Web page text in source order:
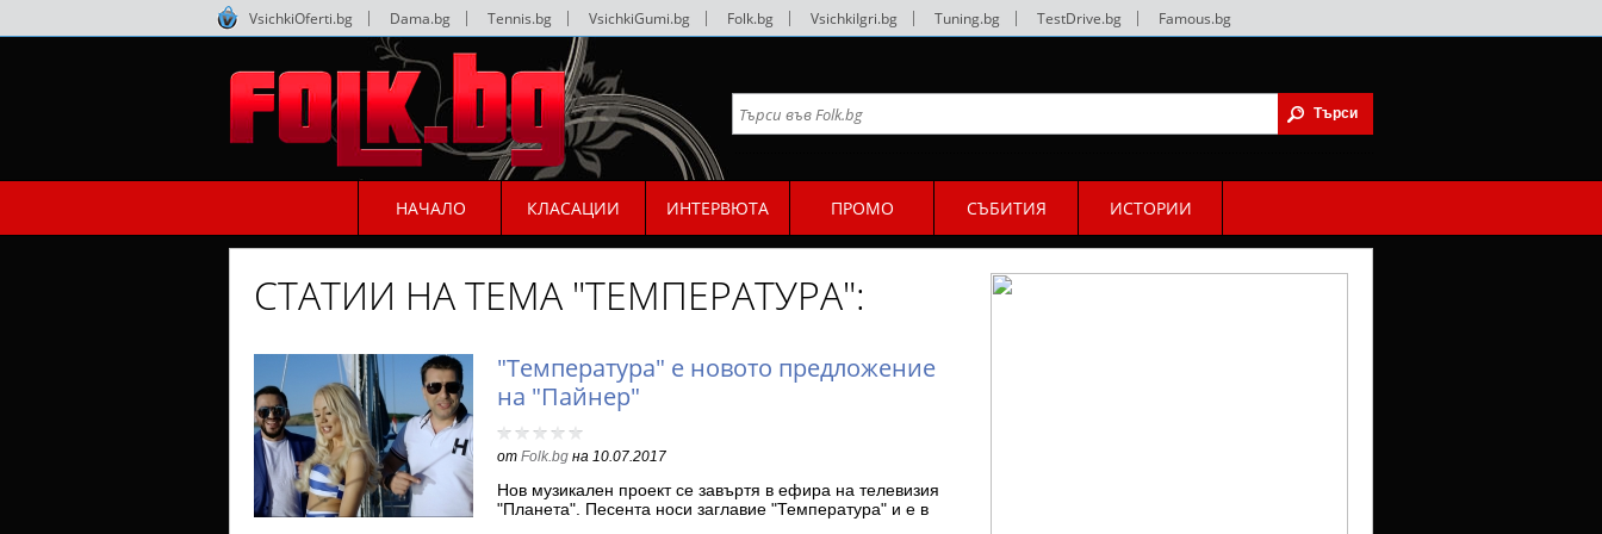
VsichkiOferti.bg Dama.bg Tennis.bg VsichkiGumi.bg Folk.bg VsichkiIgri.bg Tuning.bg TestDrive.bg Famous.bg
НАЧАЛО КЛАСАЦИИ ИНТЕРВЮТА ПРОМО СЪБИТИЯ ИСТОРИИ
СТАТИИ НА ТЕМА "ТЕМПЕРАТУРА":
"Температура" е новото предложение
на "Пайнер"
от Folk.bg на 10.07.2017
Нов музикален проект се завъртя в ефира на телевизия
"Планета". Песента носи заглавие "Температура" и е в